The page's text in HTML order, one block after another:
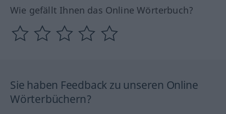
Wie gefällt Ihnen das Online Wörterbuch?
Sie haben Feedback zu unseren Online
Wörterbüchern?